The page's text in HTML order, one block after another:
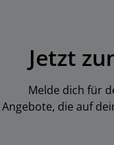
Jetzt
Melde dich für
Angebote, die auf